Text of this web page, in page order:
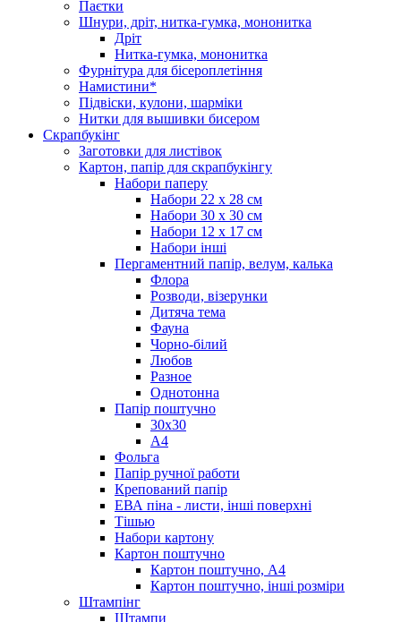
Паєтки
Шнури, дріт, нитка-гумка, мононитка
Дріт
Нитка-гумка, мононитка
Фурнітура для бісероплетіння
Намистини*
Підвіски, кулони, шарміки
Нитки для вышивки бисером
Скрапбукінг
Заготовки для листівок
Картон, папір для скрапбукінгу
Набори паперу
Набори 22 х 28 см
Набори 30 х 30 см
Набори 12 х 17 см
Набори інші
Пергаментний папір, велум, калька
Флора
Розводи, візерунки
Дитяча тема
Фауна
Чорно-білий
Любов
Разное
Однотонна
Папір поштучно
30х30
А4
Фольга
Папір ручної работи
Крепований папір
ЕВА піна - листи, інші поверхні
Тішью
Набори картону
Картон поштучно
Картон поштучно, А4
Картон поштучно, інші розміри
Штампінг
Штампи